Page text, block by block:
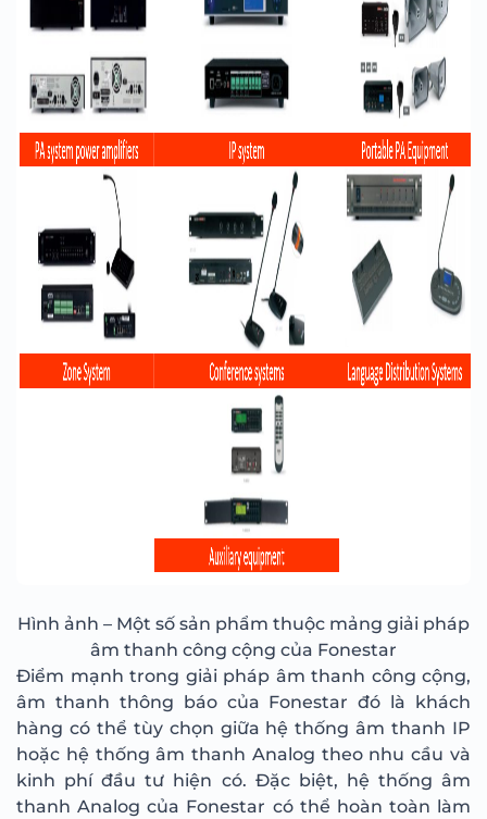
Hình ảnh – Một số sản phẩm thuộc mảng giải pháp
âm thanh công cộng của Fonestar
Điểm mạnh trong giải pháp âm thanh công cộng,
âm thanh thông báo của Fonestar đó là khách
hàng có thể tùy chọn giữa hệ thống âm thanh IP
hoặc hệ thống âm thanh Analog theo nhu cầu và
kinh phí đầu tư hiện có. Đặc biệt, hệ thống âm
thanh Analog của Fonestar có thể hoàn toàn làm